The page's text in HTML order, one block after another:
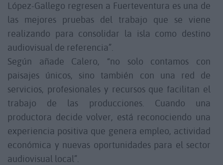
López-Gallego regresen a Fuerteventura es una de
las mejores pruebas del trabajo que se viene
realizando para consolidar la isla como destino
audiovisual de referencia”.
Según añade Calero, “no solo contamos con
paisajes únicos, sino también con una red de
servicios, profesionales y recursos que facilitan el
trabajo de las producciones. Cuando una
productora decide volver, está reconociendo una
experiencia positiva que genera empleo, actividad
económica y nuevas oportunidades para el sector
audiovisual local”.